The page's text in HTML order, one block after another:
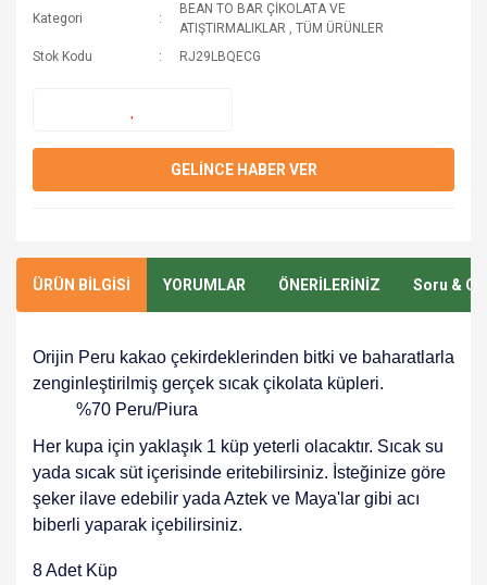
Kategori
BEAN TO BAR ÇİKOLATA VE
ATIŞTIRMALIKLAR ,TÜM ÜRÜNLER
Stok Kodu
RJ29LBQECG
GELİNCE HABER VER
ÜRÜN BİLGİSİ YORUMLAR ÖNERİLERİNİZ Soru &
Orijin Peru kakao çekirdeklerinden bitki ve baharatlarla
zenginleştirilmiş gerçek sıcak çikolata küpleri.
%70 Peru/Piura
Her kupa için yaklaşık 1 küp yeterli olacaktır. Sıcak su
yada sıcak süt içerisinde eritebilirsiniz. İsteğinize göre
şeker ilave edebilir yada Aztek ve Maya'lar gibi acı
biberli yaparak içebilirsiniz.
8 Adet Küp